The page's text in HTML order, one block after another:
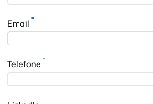
Email *
Telefone *